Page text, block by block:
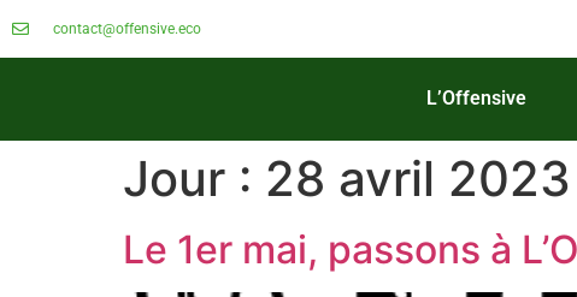
contact@offensive.eco
L’Offensive
Jour : 28 avril 2023
Le 1er mai, passons à